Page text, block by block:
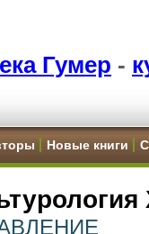
Гумер -
Новые книги